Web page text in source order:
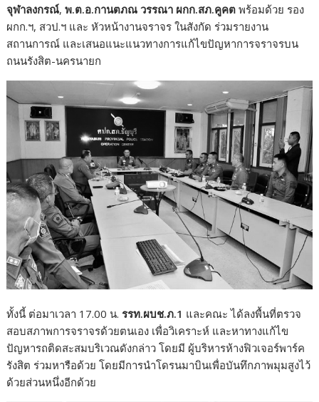
จุฬาลงกรณ์,พ.ต.อ.กานตภณ วรรณา ผกก.สภ.คูคตพร้อมด้วย รอง
ผกก.ฯ, สวป.ฯ และ หัวหน้างานจราจร ในสังกัด ร่วมรายงาน
สถานการณ์ และเสนอแนะแนวทางการแก้ไขปัญหาการจราจรบน
ถนนรังสิต-นครนายก
ทั้งนี้ ต่อมาเวลา 17.00 น.รรท.ผบช.ภ.1 และคณะ ได้ลงพื้นที่ตรวจ
สอบสภาพการจราจรด้วยตนเอง เพื่อวิเคราะห์ และหาทางแก้ไข
ปัญหารถติดสะสมบริเวณดังกล่าว โดยมี ผู้บริหารห้างฟิวเจอร์พาร์ค
รังสิต ร่วมหารือด้วย โดยมีการนำโดรนมาบินเพื่อบันทึกภาพมุมสูงไว้
ด้วยส่วนหนึ่งอีกด้วย